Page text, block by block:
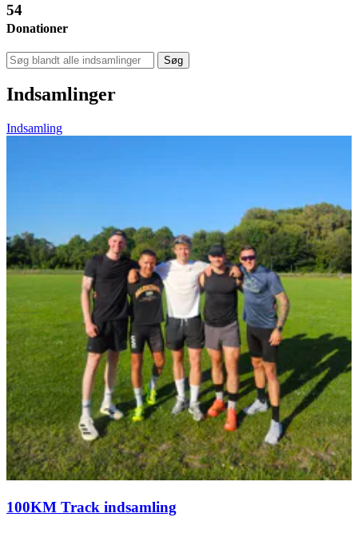
54
Donationer
Søg
Indsamlinger
Indsamling
100KM Track indsamling